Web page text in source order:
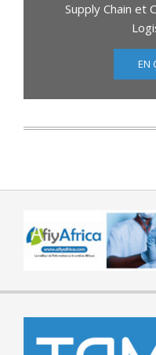
Supply Chain et
EN